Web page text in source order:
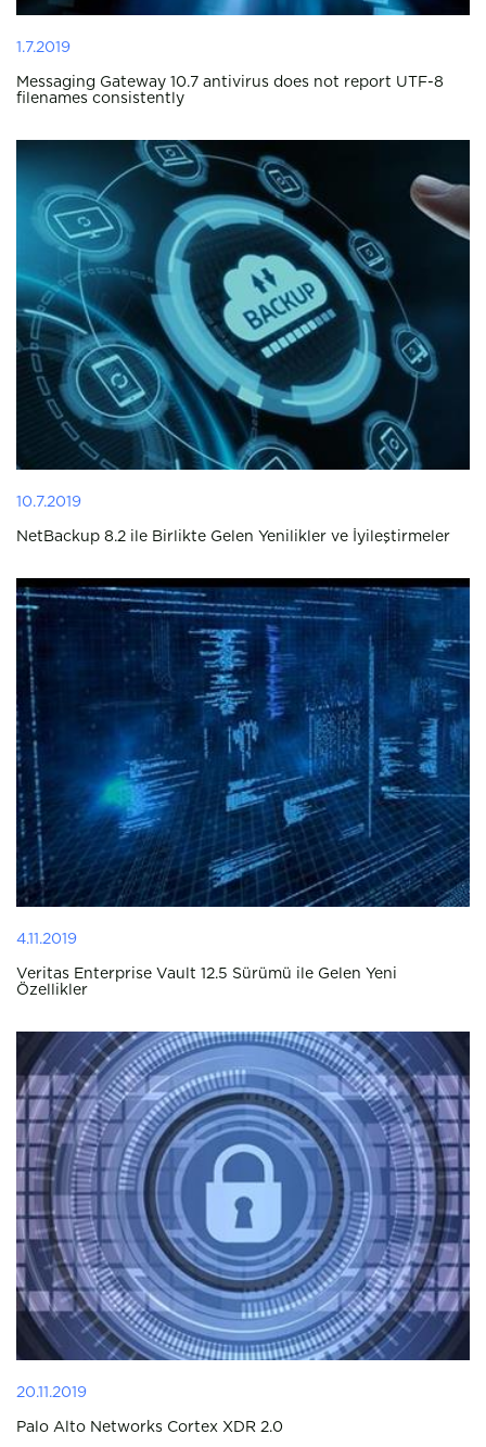
1.7.2019
Messaging Gateway 10.7 antivirus does not report UTF-8
filenames consistently
10.7.2019
NetBackup 8.2 ile Birlikte Gelen Yenilikler ve İyileştirmeler
4.11.2019
Veritas Enterprise Vault 12.5 Sürümü ile Gelen Yeni
Özellikler
20.11.2019
Palo Alto Networks Cortex XDR 2.0